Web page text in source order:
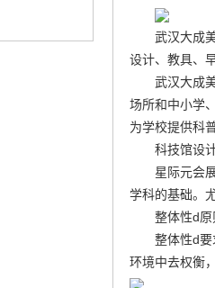
武汉大成
设计、教具、
武汉大成
场所和中小学
为学校提供科
科技馆设
星际元会
学科的基础。
整体性d原
整体性d
环境中去权衡